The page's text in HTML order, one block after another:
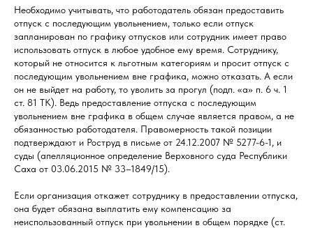
Необходимо учитывать, что работодатель обязан предоставить
отпуск с последующим увольнением, только если отпуск
запланирован по графику отпусков или сотрудник имеет право
использовать отпуск в любое удобное ему время. Сотруднику,
который не относится к льготным категориям и просит отпуск с
последующим увольнением вне графика, можно отказать. А если
он не выйдет на работу, то уволить за прогул (подп. «а» п. 6 ч. 1
ст. 81 ТК). Ведь предоставление отпуска с последующим
увольнением вне графика в общем случае является правом, а не
обязанностью работодателя. Правомерность такой позиции
подтверждают и Роструд в письме от 24.12.2007 № 5277-6-1, и
суды (апелляционное определение Верховного суда Республики
Саха от 03.06.2015 № 33–1849/15).
Если организация откажет сотруднику в предоставлении отпуска,
она будет обязана выплатить ему компенсацию за
неиспользованный отпуск при увольнении в общем порядке (ст.